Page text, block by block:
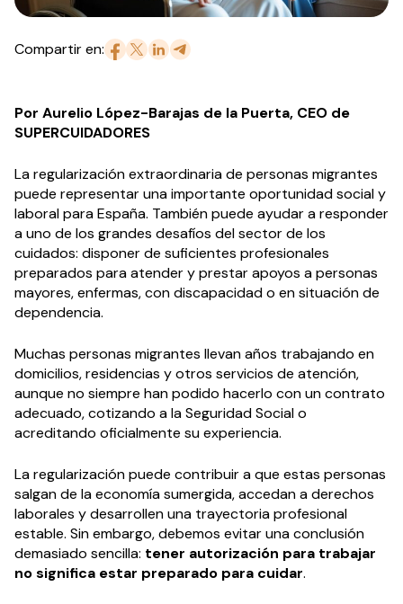
Compartir en:
Por Aurelio López-Barajas de la Puerta, CEO de
SUPERCUIDADORES
La regularización extraordinaria de personas migrantes
puede representar una importante oportunidad social y
laboral para España. También puede ayudar a responder
a uno de los grandes desafíos del sector de los
cuidados: disponer de suficientes profesionales
preparados para atender y prestar apoyos a personas
mayores, enfermas, con discapacidad o en situación de
dependencia.
Muchas personas migrantes llevan años trabajando en
domicilios, residencias y otros servicios de atención,
aunque no siempre han podido hacerlo con un contrato
adecuado, cotizando a la Seguridad Social o
acreditando oficialmente su experiencia.
La regularización puede contribuir a que estas personas
salgan de la economía sumergida, accedan a derechos
laborales y desarrollen una trayectoria profesional
estable. Sin embargo, debemos evitar una conclusión
demasiado sencilla: tener autorización para trabajar
no significa estar preparado para cuidar.